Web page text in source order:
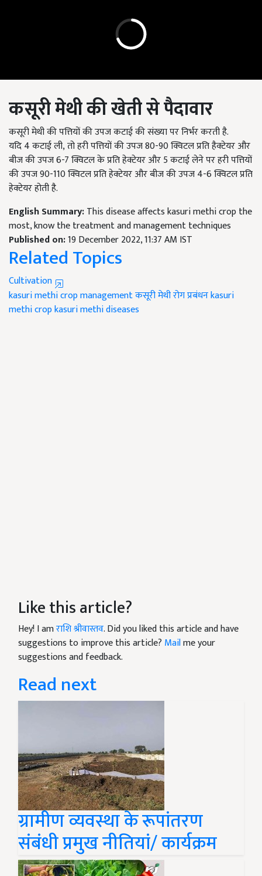
कसूरी मेथी की खेती से पैदावार
कसूरी मेथी की पत्तियों की उपज कटाई की संख्या पर निर्भर करती है.
यदि4कटाई ली,तो हरी पत्तियों की उपज80-90क्विटल प्रति हैक्टेयर और
बीज की उपज6-7क्विटल के प्रति हेक्टेयर और5कटाई लेने पर हरी पत्तियों
की उपज90-110क्विटल प्रति हेक्टेयर और बीज की उपज4-6क्विटल प्रति
हेक्टेयर होती है.
English Summary:This disease affects kasuri methi crop the
most, know the treatment and management techniques
Published on:19 December 2022, 11:37 AM IST
Related Topics
Cultivation
kasuri methi crop managementकसूरी मेथी रोग प्रबंधनkasuri
methi cropkasuri methi diseases
Like this article?
Hey! I amराशि श्रीवास्तव. Did you liked this article and have
suggestions to improve this article? Mailme your
suggestions and feedback.
Read next
ग्रामीण व्यवस्था के रूपांतरण
संबंधी प्रमुख नीतियां/ कार्यक्रम